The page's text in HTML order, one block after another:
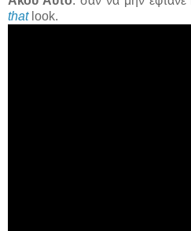
thatlook.